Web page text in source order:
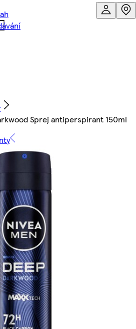
Sprej antiperspirant 150ml